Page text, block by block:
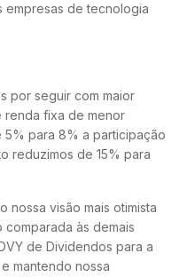
empresas de tecnologia
por seguir com maior
renda fixa de menor
5% para 8% a participação
reduzimos de 15% para
nossa visão mais otimista
às demais
de Dividendos para a
mantendo nossa